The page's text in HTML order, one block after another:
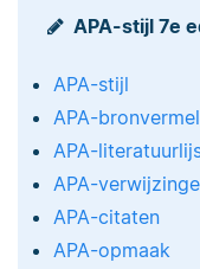
APA-stijl 7e
APA-stijl
APA-
APA-
APA-
APA-citaten
APA-opmaak